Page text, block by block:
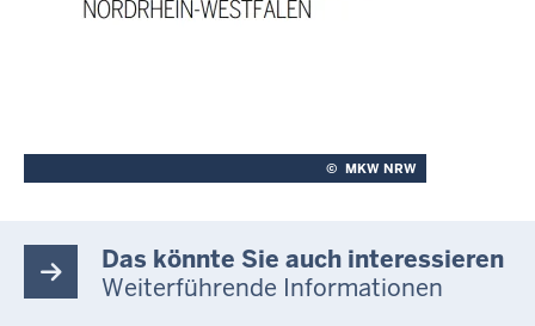
© MKW NRW
Das könnte Sie auch interessieren
Weiterführende Informationen